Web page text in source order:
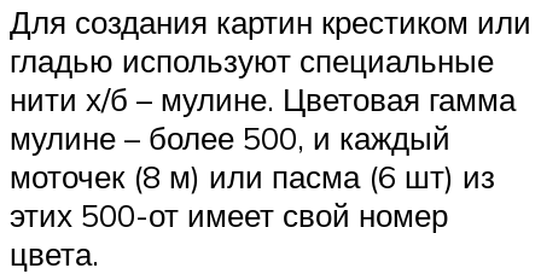
Для создания картин крестиком или
гладью используют специальные
нити х/б – мулине. Цветовая гамма
мулине – более 500, и каждый
моточек (8 м) или пасма (6 шт) из
этих 500-от имеет свой номер
цвета.